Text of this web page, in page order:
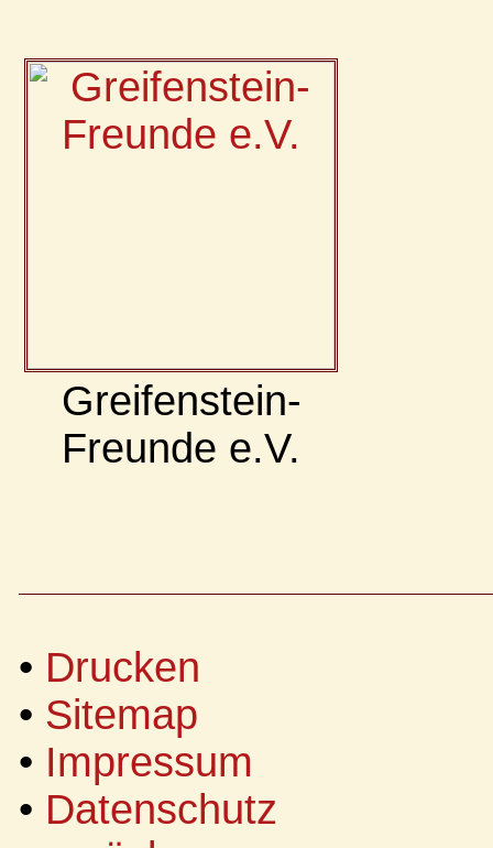
Greifenstein-
Freunde e.V.
• Drucken
• Sitemap
• Impressum
• Datenschutz